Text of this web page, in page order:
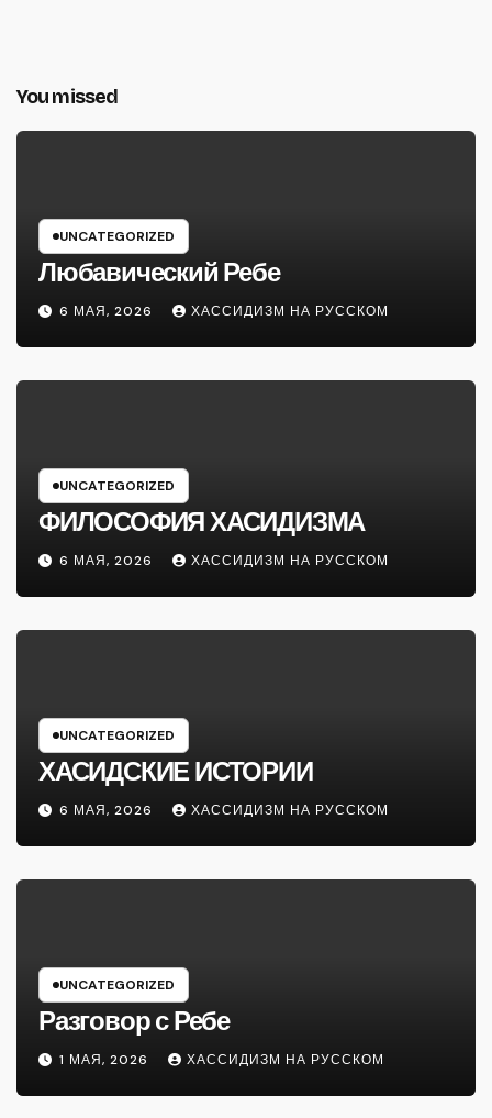
You missed
UNCATEGORIZED
Любавический Ребе
6 МАЯ, 2026 ХАССИДИЗМ НА РУССКОМ
UNCATEGORIZED
ФИЛОСОФИЯ ХАСИДИЗМА
6 МАЯ, 2026 ХАССИДИЗМ НА РУССКОМ
UNCATEGORIZED
ХАСИДСКИЕ ИСТОРИИ
6 МАЯ, 2026 ХАССИДИЗМ НА РУССКОМ
UNCATEGORIZED
Разговор с Ребе
1 МАЯ, 2026 ХАССИДИЗМ НА РУССКОМ